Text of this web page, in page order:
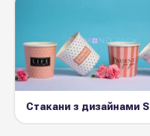
Стакани з дизайнами S